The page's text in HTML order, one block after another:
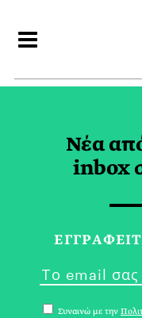
Νέα
inbox
Συναινώ με την